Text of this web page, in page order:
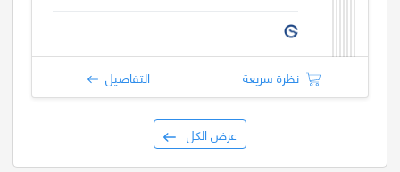
نظرة سريعة التفاصيل
عرض الكل